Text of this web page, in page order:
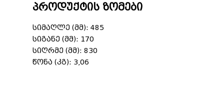
პროდუქტის ზომები
სიმაღლე (მმ): 485
სიგანე (მმ): 170
სიღრმე (მმ): 830
წონა (კგ): 3,06